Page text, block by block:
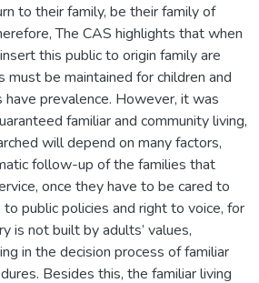
to their family, be their family of
The CAS highlights that when
this public to origin family are
be maintained for children and
have prevalence. However, it was
familiar and community living,
will depend on many factors,
follow-up of the families that
once they have to be cared to
to public policies and right to voice, for
is not built by adults’ values,
in the decision process of familiar
Besides this, the familiar living